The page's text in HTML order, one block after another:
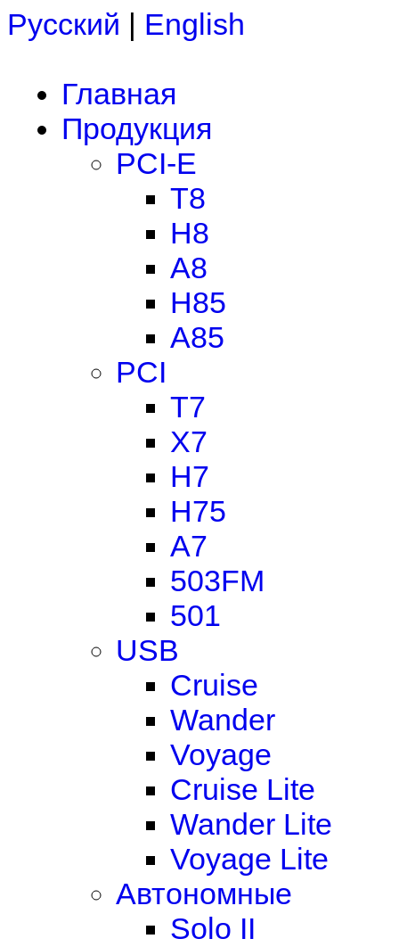
Русский | English
Главная
Продукция
PCI-E
T8
H8
A8
H85
A85
PCI
T7
X7
H7
H75
A7
503FM
501
USB
Cruise
Wander
Voyage
Cruise Lite
Wander Lite
Voyage Lite
Автономные
Solo II